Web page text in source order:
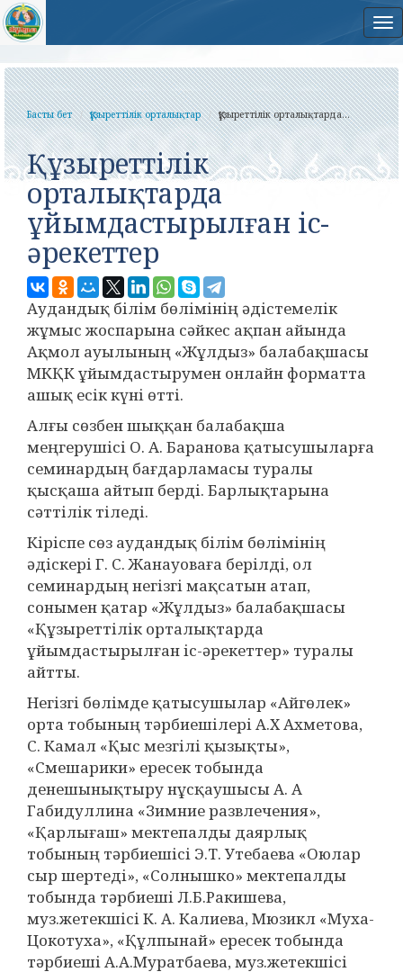
Басты бет Құзыреттілік орталықтар Құзыреттілік орталықтарда...
Құзыреттілік
орталықтарда
ұйымдастырылған іс-
әрекеттер
Аудандық білім бөлімінің әдістемелік
жұмыс жоспарына сәйкес ақпан айында
Ақмол ауылының «Жұлдыз» балабақшасы
МКҚК ұйымдастырумен онлайн форматта
ашық есік күні өтті.
Алғы сөзбен шыққан балабақша
меңгерушісі О. А. Баранова қатысушыларға
семинардың бағдарламасы туралы
қысқаша айтып берді. Барлықтарына
сәттілік тіледі.
Кіріспе сөз аудандық білім бөлімінің
әдіскері Г. С. Жанауоваға берілді, ол
семинардың негізгі мақсатын атап,
сонымен қатар «Жұлдыз» балабақшасы
«Құзыреттілік орталықтарда
ұйымдастырылған іс-әрекеттер» туралы
айтты.
Негізгі бөлімде қатысушылар «Айгөлек»
орта тобының тәрбиешілері А.Х Ахметова,
С. Камал «Қыс мезгілі қызықты»,
«Смешарики» ересек тобында
денешынықтыру нұсқаушысы А. А
Габидуллина «Зимние развлечения»,
«Қарлығаш» мектепалды даярлық
тобының тәрбиешісі Э.Т. Утебаева «Оюлар
сыр шертеді», «Солнышко» мектепалды
тобында тәрбиеші Л.Б.Ракишева,
муз.жетекшісі К. А. Калиева, Мюзикл «Муха-
Цокотуха», «Құлпынай» ересек тобында
тәрбиеші А.А.Муратбаева, муз.жетекшісі